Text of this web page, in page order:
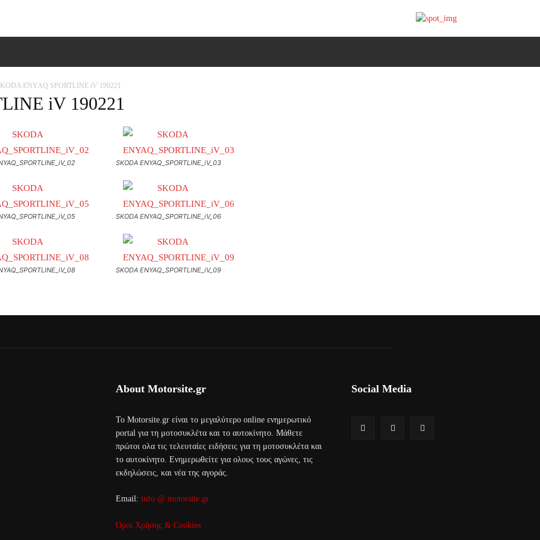
ENYAQ SPORTLINE iV 190221
iV 190221
SKODA ENYAQ_SPORTLINE_iV_03
SKODA ENYAQ_SPORTLINE_iV_06
SKODA ENYAQ_SPORTLINE_iV_09
About Motorsite.gr
Το Motorsite.gr είναι το μεγαλύτερο online ενημερωτικό
portal για τη μοτοσυκλέτα και το αυτοκίνητο. Μάθετε
πρώτοι ολα τις τελευταίες ειδήσεις για τη μοτοσυκλέτα και
το αυτοκίνητο. Ενημερωθείτε για ολους τους αγώνες, τις
εκδηλώσεις, και νέα της αγοράς.
Email:info @ motorsite.gr
Όροι Χρήσης & Cookies
Social Media